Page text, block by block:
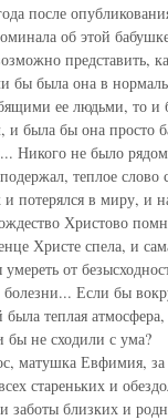
после
об этой
представить,
бы была она в
ее людьми, то и
и была бы она просто
Никого не было
теплое слово
потерялся в миру, и
Христово
Христе спела, и
от
Если бы
была теплая
бы не сходили с ума?
матушка Евфимия, за
стареньких и
заботы близких и